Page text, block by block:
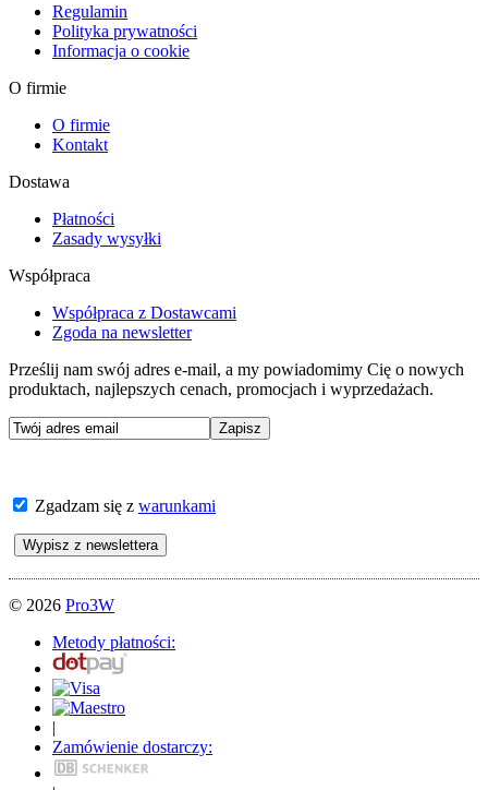
Regulamin
Polityka prywatności
Informacja o cookie
O firmie
O firmie
Kontakt
Dostawa
Płatności
Zasady wysyłki
Współpraca
Współpraca z Dostawcami
Zgoda na newsletter
Prześlij nam swój adres e-mail, a my powiadomimy Cię o nowych
produktach, najlepszych cenach, promocjach i wyprzedażach.
Zgadzam się z warunkami
© 2026 Pro3W
Metody płatności:
|
Zamówienie dostarczy: